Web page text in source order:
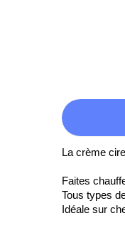
La crème
Faites
Tous types
Idéale sur